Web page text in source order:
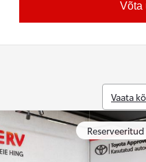
Võta
Vaata
Reserveeritud